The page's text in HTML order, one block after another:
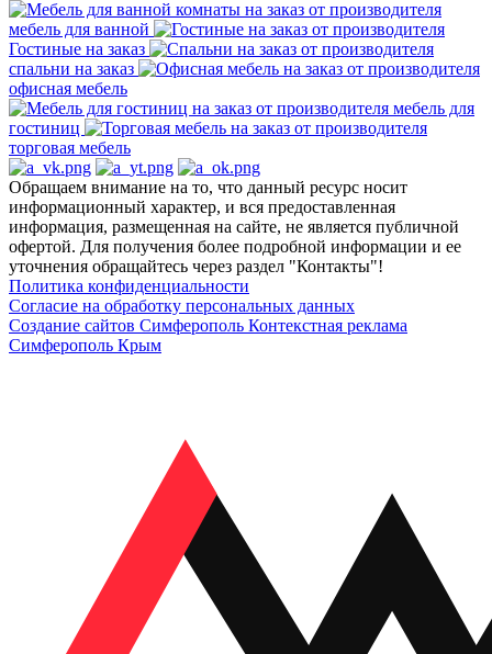
мебель для ванной
Гостиные на заказ
спальни на заказ
офисная мебель
мебель для
гостиниц
торговая мебель
Обращаем внимание на то, что данный ресурс носит
информационный характер, и вся предоставленная
информация, размещенная на сайте, не является публичной
офертой. Для получения более подробной информации и ее
уточнения обращайтесь через раздел "Контакты"!
Политика конфиденциальности
Согласие на обработку персональных данных
Создание сайтов Симферополь Контекстная реклама
Симферополь Крым